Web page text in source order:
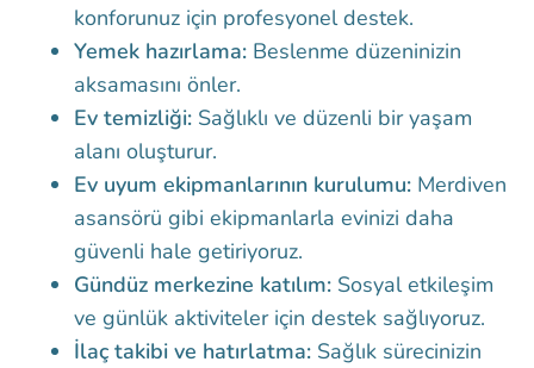
konforunuz için profesyonel destek.
Yemek hazırlama: Beslenme düzeninizin
aksamasını önler.
Ev temizliği: Sağlıklı ve düzenli bir yaşam
alanı oluşturur.
Ev uyum ekipmanlarının kurulumu: Merdiven
asansörü gibi ekipmanlarla evinizi daha
güvenli hale getiriyoruz.
Gündüz merkezine katılım: Sosyal etkileşim
ve günlük aktiviteler için destek sağlıyoruz.
İlaç takibi ve hatırlatma: Sağlık sürecinizin